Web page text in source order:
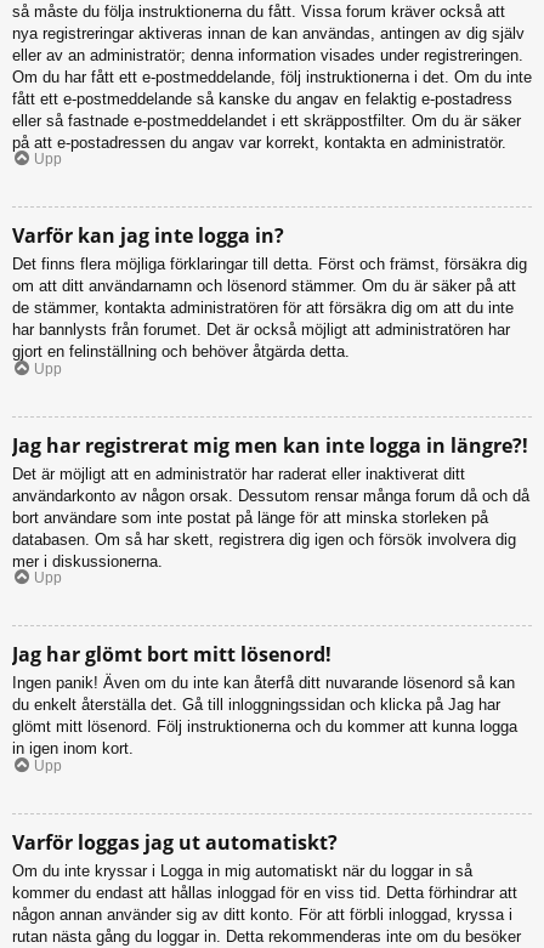
så måste du följa instruktionerna du fått. Vissa forum kräver också att
nya registreringar aktiveras innan de kan användas, antingen av dig själv
eller av an administratör; denna information visades under registreringen.
Om du har fått ett e-postmeddelande, följ instruktionerna i det. Om du inte
fått ett e-postmeddelande så kanske du angav en felaktig e-postadress
eller så fastnade e-postmeddelandet i ett skräppostfilter. Om du är säker
på att e-postadressen du angav var korrekt, kontakta en administratör.
Upp
Varför kan jag inte logga in?
Det finns flera möjliga förklaringar till detta. Först och främst, försäkra dig
om att ditt användarnamn och lösenord stämmer. Om du är säker på att
de stämmer, kontakta administratören för att försäkra dig om att du inte
har bannlysts från forumet. Det är också möjligt att administratören har
gjort en felinställning och behöver åtgärda detta.
Upp
Jag har registrerat mig men kan inte logga in längre?!
Det är möjligt att en administratör har raderat eller inaktiverat ditt
användarkonto av någon orsak. Dessutom rensar många forum då och då
bort användare som inte postat på länge för att minska storleken på
databasen. Om så har skett, registrera dig igen och försök involvera dig
mer i diskussionerna.
Upp
Jag har glömt bort mitt lösenord!
Ingen panik! Även om du inte kan återfå ditt nuvarande lösenord så kan
du enkelt återställa det. Gå till inloggningssidan och klicka på Jag har
glömt mitt lösenord. Följ instruktionerna och du kommer att kunna logga
in igen inom kort.
Upp
Varför loggas jag ut automatiskt?
Om du inte kryssar i Logga in mig automatiskt när du loggar in så
kommer du endast att hållas inloggad för en viss tid. Detta förhindrar att
någon annan använder sig av ditt konto. För att förbli inloggad, kryssa i
rutan nästa gång du loggar in. Detta rekommenderas inte om du besöker